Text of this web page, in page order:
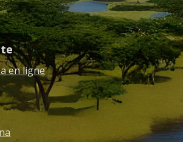
en ligne